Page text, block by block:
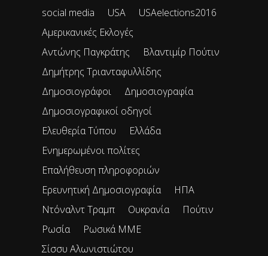
social media
USA
USAelections2016
Αμερικανικές Εκλογές
Αντώνης Παγκράτης
Βλαντιμίρ Πούτιν
Δημήτρης Τριανταφυλλίδης
Δημοσιογράφοι
Δημοσιογραφία
Δημοσιογραφικοί οδηγοί
Ελευθερία Τύπου
Ελλάδα
Ενημερωμένοι πολίτες
Επαλήθευση πληροφοριών
Ερευνητική Δημοσιογραφία
ΗΠΑ
Ντόναλντ Τραμπ
Ουκρανία
Πούτιν
Ρωσία
Ρωσικά ΜΜΕ
Σίσσυ Αλωνιστιώτου